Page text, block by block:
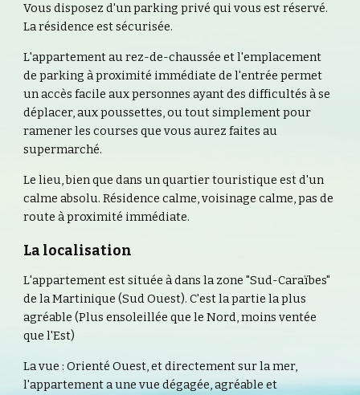
Vous disposez d'un parking privé qui vous est réservé.
La résidence est sécurisée.
L'appartement au rez-de-chaussée et l'emplacement
de parking à proximité immédiate de l'entrée permet
un accès facile aux personnes ayant des difficultés à se
déplacer, aux poussettes, ou tout simplement pour
ramener les courses que vous aurez faites au
supermarché.
Le lieu, bien que dans un quartier touristique est d'un
calme absolu. Résidence calme, voisinage calme, pas de
route à proximité immédiate.
La localisation
L'appartement est située à dans la zone "Sud-Caraïbes"
de la Martinique (Sud Ouest). C'est la partie la plus
agréable (Plus ensoleillée que le Nord, moins ventée
que l'Est)
La vue : Orienté Ouest, et directement sur la mer,
l'appartement a une vue dégagée, agréable et